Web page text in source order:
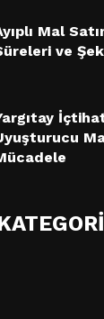
Mal
ve